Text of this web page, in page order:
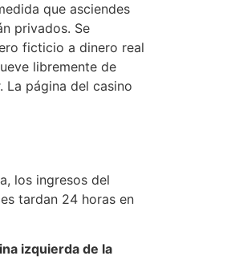
que asciendes
privados. Se
ficticio a dinero real
libremente de
La página del casino
los ingresos del
tardan 24 horas en
izquierda de la